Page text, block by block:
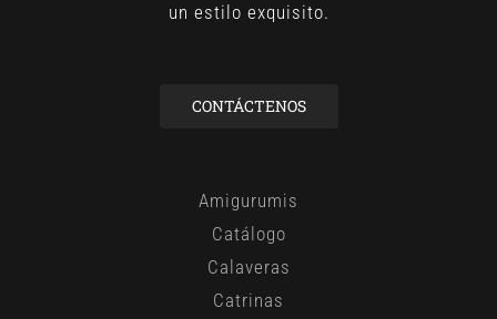
un estilo exquisito.
CONTÁCTENOS
Amigurumis
Catálogo
Calaveras
Catrinas